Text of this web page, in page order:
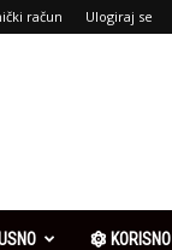
račun Ulogiraj se
KORISNO